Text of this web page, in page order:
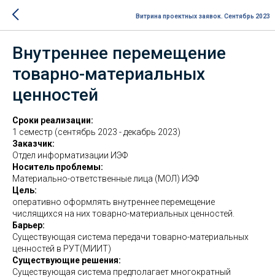
Витрина проектных заявок. Сентябрь 2023
Внутреннее перемещение
товарно-материальных
ценностей
Сроки реализации:
1 семестр (сентябрь 2023 - декабрь 2023)
Заказчик:
Отдел информатизации ИЭФ
Носитель проблемы:
Материально-ответственные лица (МОЛ) ИЭФ
Цель:
оперативно оформлять внутреннее перемещение
числящихся на них товарно-материальных ценностей.
Барьер:
Существующая система передачи товарно-материальных
ценностей в РУТ(МИИТ)
Существующие решения:
Существующая система предполагает многократный